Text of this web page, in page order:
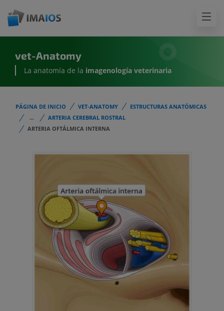
vet-Anatomy
La anatomía de la imagenología veterinaria
PÁGINA DE INICIO VET-ANATOMY
ESTRUCTURAS ANATÓMICAS
...
ARTERIA CEREBRAL ROSTRAL
ARTERIA OFTÁLMICA INTERNA